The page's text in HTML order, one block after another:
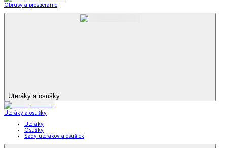
Obrusy a prestieranie
Uteráky a osušky
Uteráky a osušky
Uteráky
Osušky
Sady uterákov a osušiek